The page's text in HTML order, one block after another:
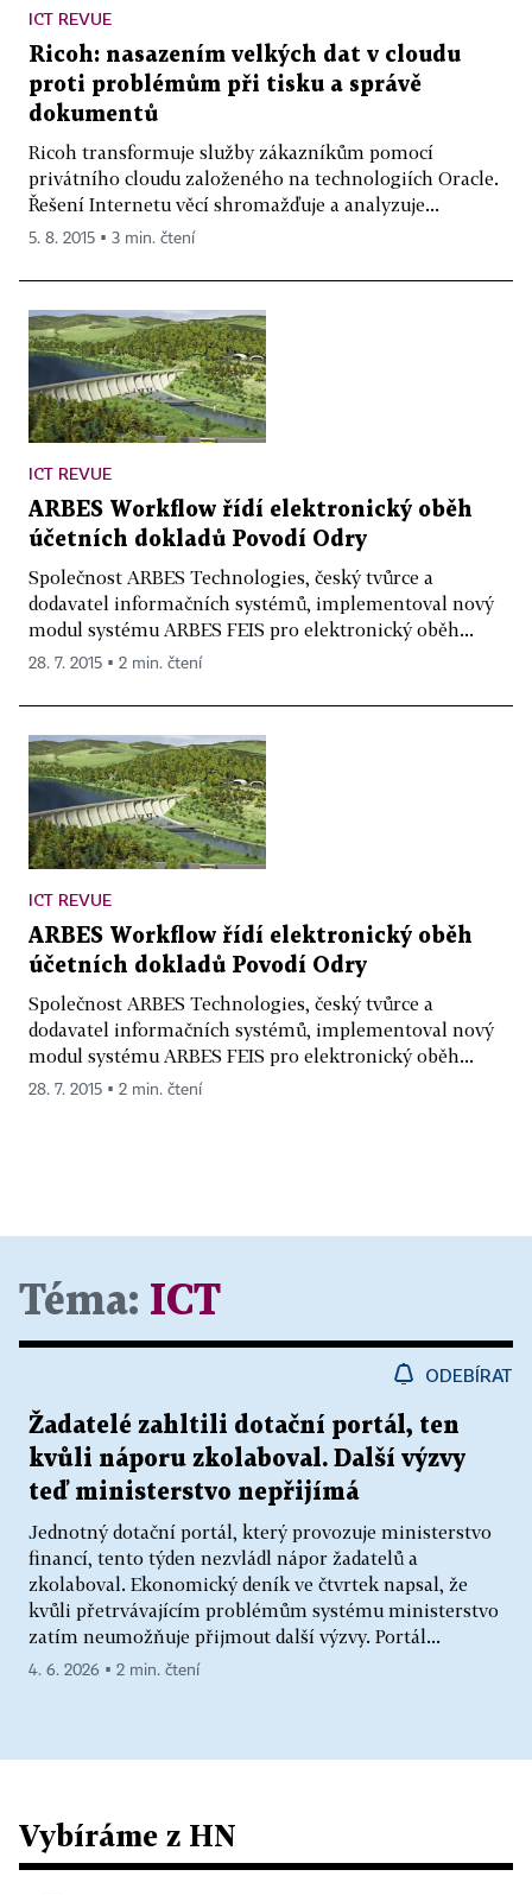
ICT REVUE
Ricoh: nasazením velkých dat v cloudu
proti problémům při tisku a správě
dokumentů
Ricoh transformuje služby zákazníkům pomocí
privátního cloudu založeného na technologiích Oracle.
Řešení Internetu věcí shromažďuje a analyzuje...
5. 8. 2015 ▪ 3 min. čtení
ICT REVUE
ARBES Workflow řídí elektronický oběh
účetních dokladů Povodí Odry
Společnost ARBES Technologies, český tvůrce a
dodavatel informačních systémů, implementoval nový
modul systému ARBES FEIS pro elektronický oběh...
28. 7. 2015 ▪ 2 min. čtení
ICT REVUE
ARBES Workflow řídí elektronický oběh
účetních dokladů Povodí Odry
Společnost ARBES Technologies, český tvůrce a
dodavatel informačních systémů, implementoval nový
modul systému ARBES FEIS pro elektronický oběh...
28. 7. 2015 ▪ 2 min. čtení
Téma: ICT
ODEBÍRAT
Žadatelé zahltili dotační portál, ten
kvůli náporu zkolaboval. Další výzvy
teď ministerstvo nepřijímá
Jednotný dotační portál, který provozuje ministerstvo
financí, tento týden nezvládl nápor žadatelů a
zkolaboval. Ekonomický deník ve čtvrtek napsal, že
kvůli přetrvávajícím problémům systému ministerstvo
zatím neumožňuje přijmout další výzvy. Portál...
4. 6. 2026 ▪ 2 min. čtení
Vybíráme z HN